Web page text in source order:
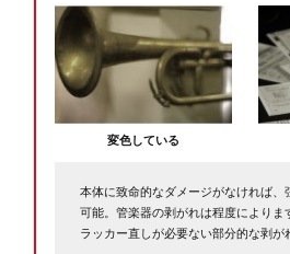
変色している
本体に致命的なダメージがなければ、
可能。管楽器の剥がれは程度によりま
ラッカー直しが必要ない部分的な剥が